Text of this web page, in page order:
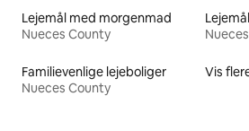
Lejemål med morgenmad
Nueces County
Familievenlige lejeboliger
Nueces County
Vis